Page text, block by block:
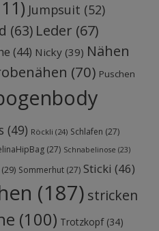
Jumpsuit (52)
(63) Leder (67)
(44) Nicky (39) Nähen
(70) Puschen
(49) Röckli (24) Schlafen (27)
(27) Schnabelinose (23)
(29) Sommerhut (27) Sticki (46)
(187) stricken
(100) Trotzkopf(34)